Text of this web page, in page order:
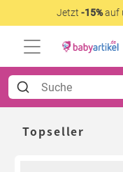
Jetzt -15%auf
Topseller